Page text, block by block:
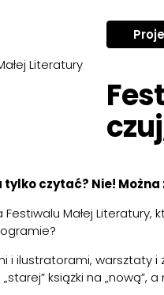
Literatury
tylko czytać? Nie!
Małej Literatury,
i ilustratorami, warsztaty i
książki na „nową”,